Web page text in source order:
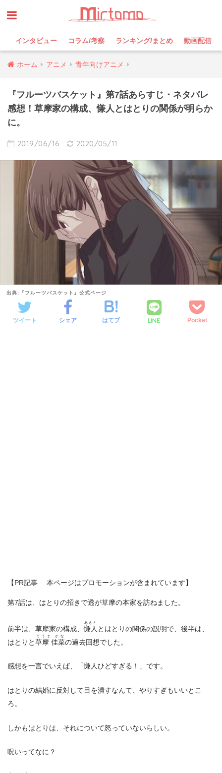
インタビュー コラム/考察 ランキング/まとめ 動画配信
ホーム アニメ 青年向けアニメ
『フルーツバスケット』第7話あらすじ・ネタバレ
感想！草摩家の構成、慊人とはとりの関係が明らか
に。
2019/06/16 2020/05/11
出典:『フルーツバスケット』公式ページ
ツイート シェア はてブ LINE Pocket
【PR記事 本ページはプロモーションが含まれています】
第7話は、はとりの招きで透が草摩の本家を訪ねました。
前半は、草摩家の構成、慊人
あきと
とはとりの関係の説明で、後半は、
はとりと草摩 佳菜
そうま かな
の過去回想でした。
感想を一言でいえば、「慊人ひどすぎる！」です。
はとりの結婚に反対して目を潰すなんて、やりすぎもいいとこ
ろ。
しかもはとりは、それについて怒っていないらしい。
呪いってなに？